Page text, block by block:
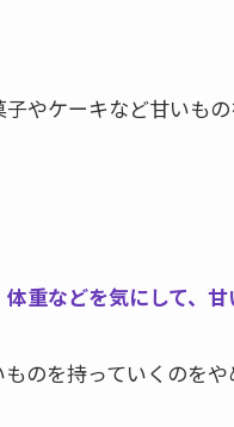
やケーキなど甘いも
重などを気にして、
のを持っていくのを